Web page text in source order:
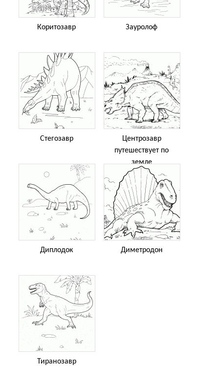
Коритозавр Зауролоф
Стегозавр
Центрозавр
путешествует по
земле
Диплодок Диметродон
Тиранозавр